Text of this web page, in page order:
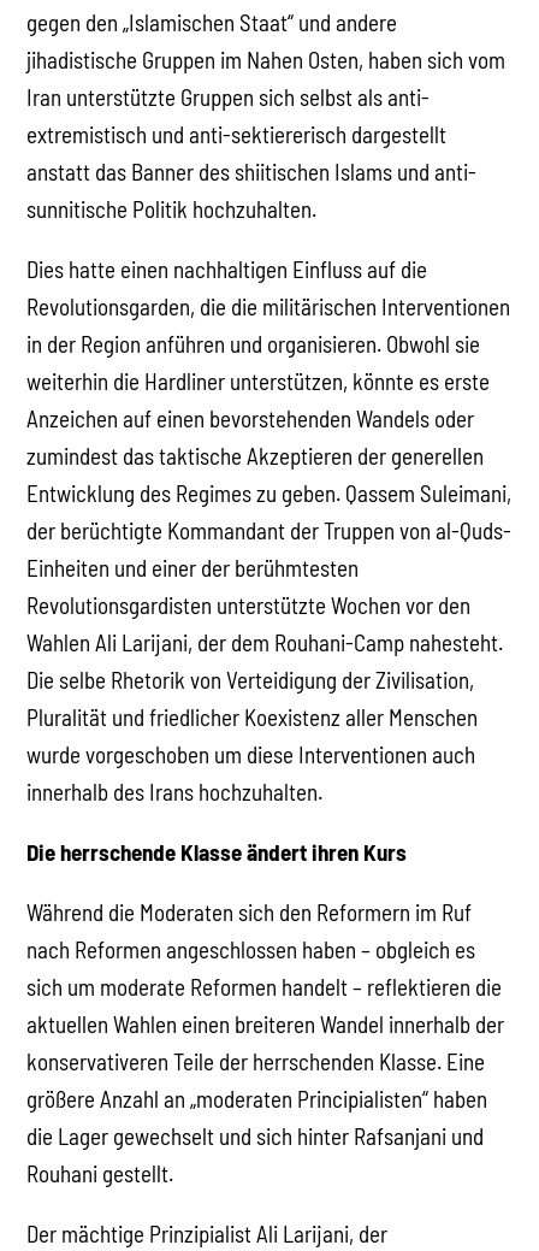
gegen den „Islamischen Staat“ und andere
jihadistische Gruppen im Nahen Osten, haben sich vom
Iran unterstützte Gruppen sich selbst als anti-
extremistisch und anti-sektiererisch dargestellt
anstatt das Banner des shiitischen Islams und anti-
sunnitische Politik hochzuhalten.
Dies hatte einen nachhaltigen Einfluss auf die
Revolutionsgarden, die die militärischen Interventionen
in der Region anführen und organisieren. Obwohl sie
weiterhin die Hardliner unterstützen, könnte es erste
Anzeichen auf einen bevorstehenden Wandels oder
zumindest das taktische Akzeptieren der generellen
Entwicklung des Regimes zu geben. Qassem Suleimani,
der berüchtigte Kommandant der Truppen von al-Quds-
Einheiten und einer der berühmtesten
Revolutionsgardisten unterstützte Wochen vor den
Wahlen Ali Larijani, der dem Rouhani-Camp nahesteht.
Die selbe Rhetorik von Verteidigung der Zivilisation,
Pluralität und friedlicher Koexistenz aller Menschen
wurde vorgeschoben um diese Interventionen auch
innerhalb des Irans hochzuhalten.
Die herrschende Klasse ändert ihren Kurs
Während die Moderaten sich den Reformern im Ruf
nach Reformen angeschlossen haben – obgleich es
sich um moderate Reformen handelt – reflektieren die
aktuellen Wahlen einen breiteren Wandel innerhalb der
konservativeren Teile der herrschenden Klasse. Eine
größere Anzahl an „moderaten Principialisten“ haben
die Lager gewechselt und sich hinter Rafsanjani und
Rouhani gestellt.
Der mächtige Prinzipialist Ali Larijani, der